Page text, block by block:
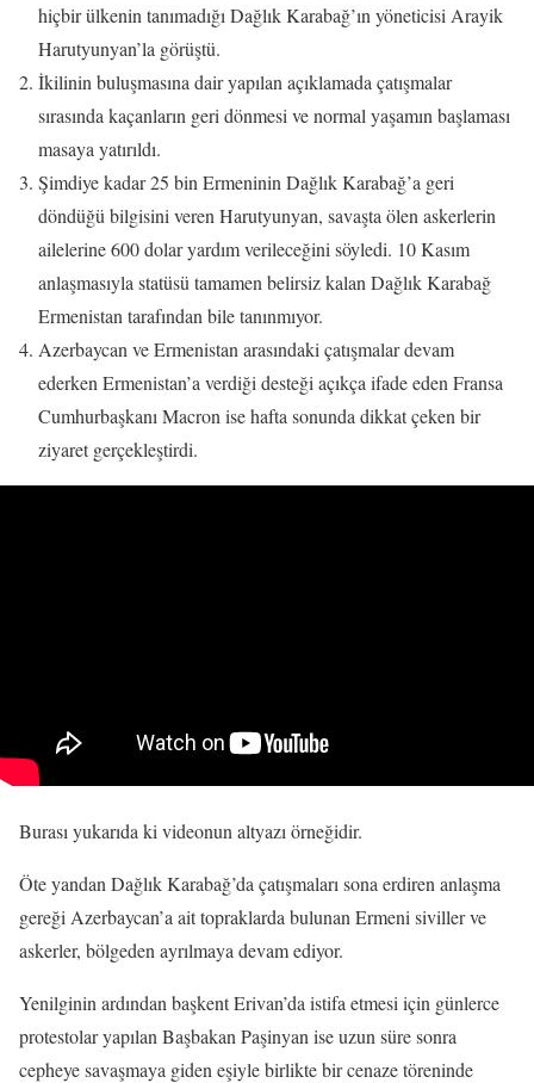
hiçbir ülkenin tanımadığı Dağlık Karabağ’ın yöneticisi Arayik
Harutyunyan’la görüştü.
İkilinin buluşmasına dair yapılan açıklamada çatışmalar
sırasında kaçanların geri dönmesi ve normal yaşamın başlaması
masaya yatırıldı.
Şimdiye kadar 25 bin Ermeninin Dağlık Karabağ’a geri
döndüğü bilgisini veren Harutyunyan, savaşta ölen askerlerin
ailelerine 600 dolar yardım verileceğini söyledi. 10 Kasım
anlaşmasıyla statüsü tamamen belirsiz kalan Dağlık Karabağ
Ermenistan tarafından bile tanınmıyor.
Azerbaycan ve Ermenistan arasındaki çatışmalar devam
ederken Ermenistan’a verdiği desteği açıkça ifade eden Fransa
Cumhurbaşkanı Macron ise hafta sonunda dikkat çeken bir
ziyaret gerçekleştirdi.
Burası yukarıda ki videonun altyazı örneğidir.
Öte yandan Dağlık Karabağ’da çatışmaları sona erdiren anlaşma
gereği Azerbaycan’a ait topraklarda bulunan Ermeni siviller ve
askerler, bölgeden ayrılmaya devam ediyor.
Yenilginin ardından başkent Erivan’da istifa etmesi için günlerce
protestolar yapılan Başbakan Paşinyan ise uzun süre sonra
cepheye savaşmaya giden eşiyle birlikte bir cenaze töreninde